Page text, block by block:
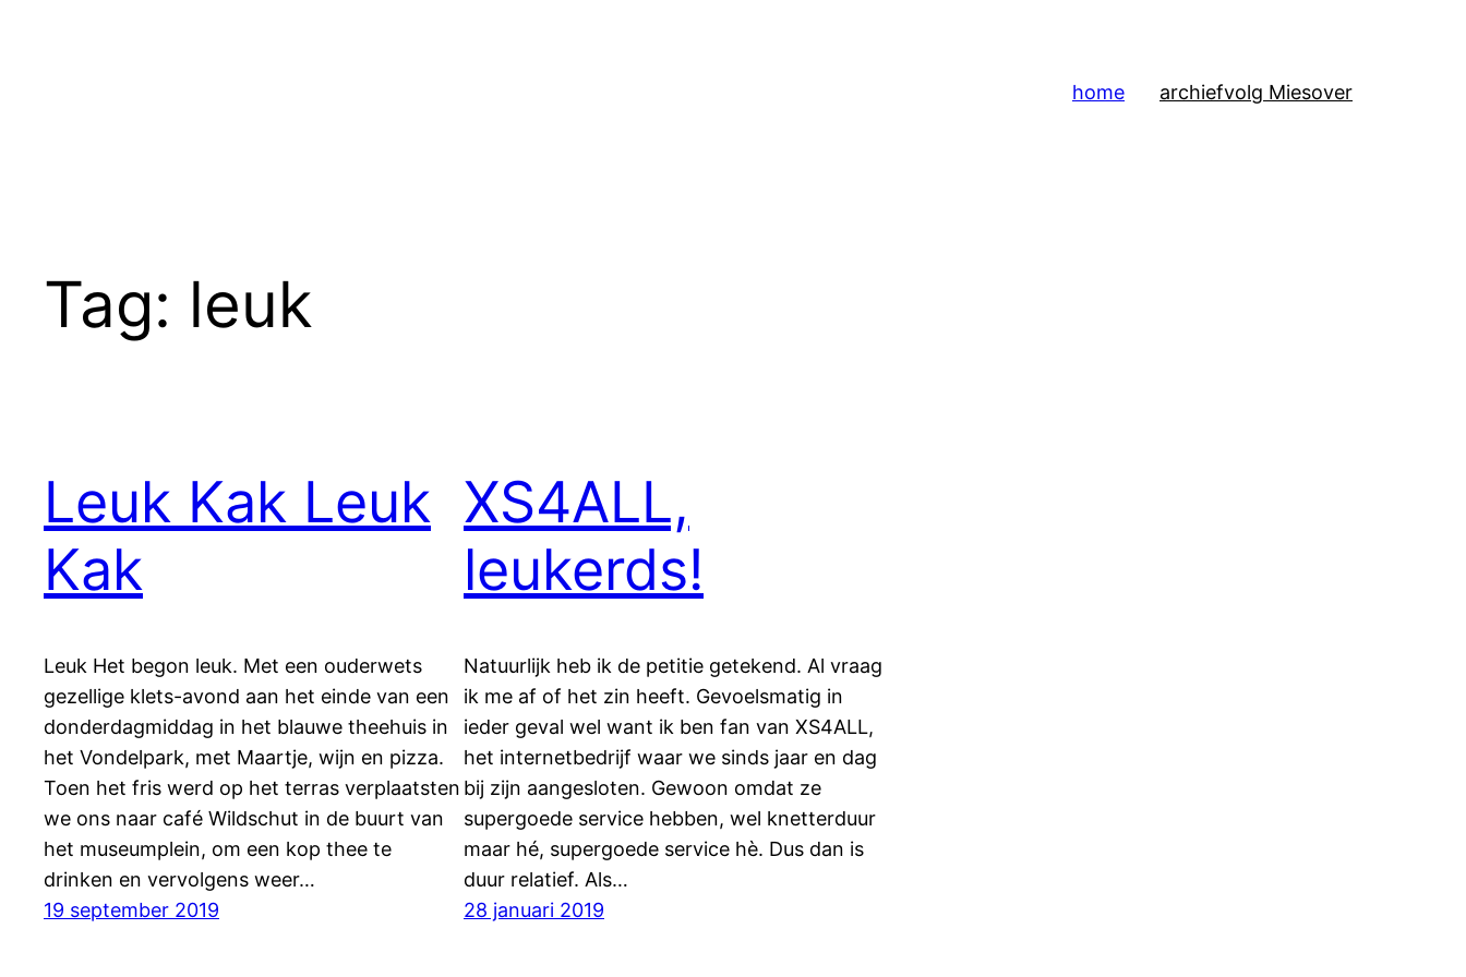
home archiefvolg Miesover
Tag: leuk
Leuk Kak Leuk
Kak
Leuk Het begon leuk. Met een ouderwets
gezellige klets-avond aan het einde van een
donderdagmiddag in het blauwe theehuis in
het Vondelpark, met Maartje, wijn en pizza.
Toen het fris werd op het terras verplaatsten
we ons naar café Wildschut in de buurt van
het museumplein, om een kop thee te
drinken en vervolgens weer…
19 september 2019
XS4ALL,
leukerds!
Natuurlijk heb ik de petitie getekend. Al vraag
ik me af of het zin heeft. Gevoelsmatig in
ieder geval wel want ik ben fan van XS4ALL,
het internetbedrijf waar we sinds jaar en dag
bij zijn aangesloten. Gewoon omdat ze
supergoede service hebben, wel knetterduur
maar hé, supergoede service hè. Dus dan is
duur relatief. Als…
28 januari 2019